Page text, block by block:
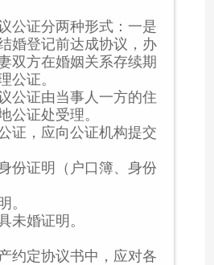
公证分两种形式：一是
婚登记前达成协议，办
双方在婚姻关系存续期
公证。
公证由当事人一方的住
公证处受理。
证，应向公证机构提交
份证明（户口簿、身份
。
未婚证明。
约定协议书中，应对各